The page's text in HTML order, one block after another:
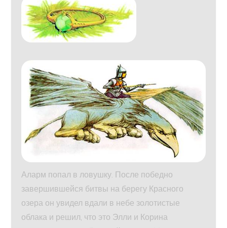
Аларм попал в ловушку. После победно
завершившейся битвы на берегу Красного
озера он увидел вдали в небе золотистые
облака и решил, что это Элли и Корина